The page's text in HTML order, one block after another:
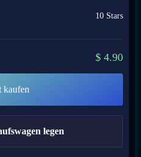
10 Stars
$ 4.90
kaufen
legen